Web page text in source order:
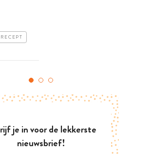
je in voor de lekkerste
nieuwsbrief!